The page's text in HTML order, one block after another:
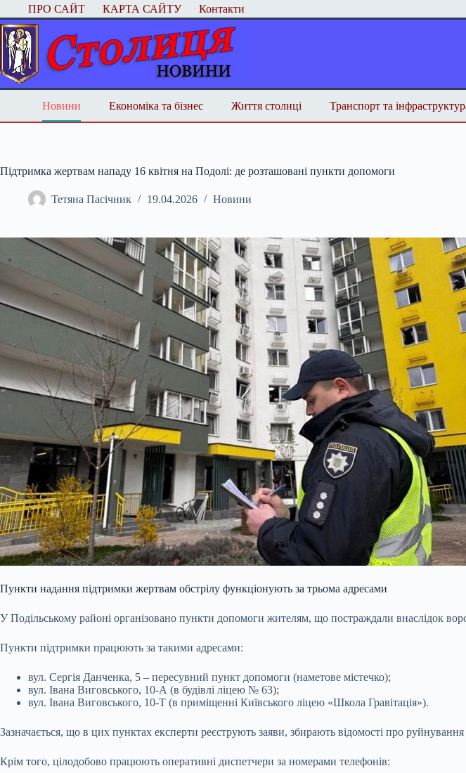
Перейти
до
вмісту
ПРО САЙТ КАРТА САЙТУ Контакти
Новини Економіка та бізнес Життя столиці Транспорт та
Підтримка жертвам нападу 16 квітня на Подолі: де розташовані пункти допомоги
Тетяна Пасічник 19.04.2026 Новини
Пункти надання підтримки жертвам обстрілу функціонують за трьома адресами
У Подільському районі організовано пункти допомоги жителям, що постраждали внаслідок
Пункти підтримки працюють за такими адресами:
вул. Сергія Данченка, 5 – пересувний пункт допомоги (наметове містечко);
вул. Івана Виговського, 10-А (в будівлі ліцею № 63);
вул. Івана Виговського, 10-Т (в приміщенні Київського ліцею «Школа Гравітація»).
Зазначається, що в цих пунктах експерти реєструють заяви, збирають відомості про руйнування
Крім того, цілодобово працюють оперативні диспетчери за номерами телефонів: